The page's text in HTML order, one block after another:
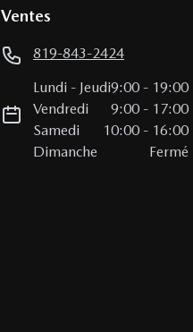
Ventes
819-843-2424
Lundi - Jeudi9:00 - 19:00
Vendredi
9:00 - 17:00
Samedi
10:00 - 16:00
Dimanche
Fermé